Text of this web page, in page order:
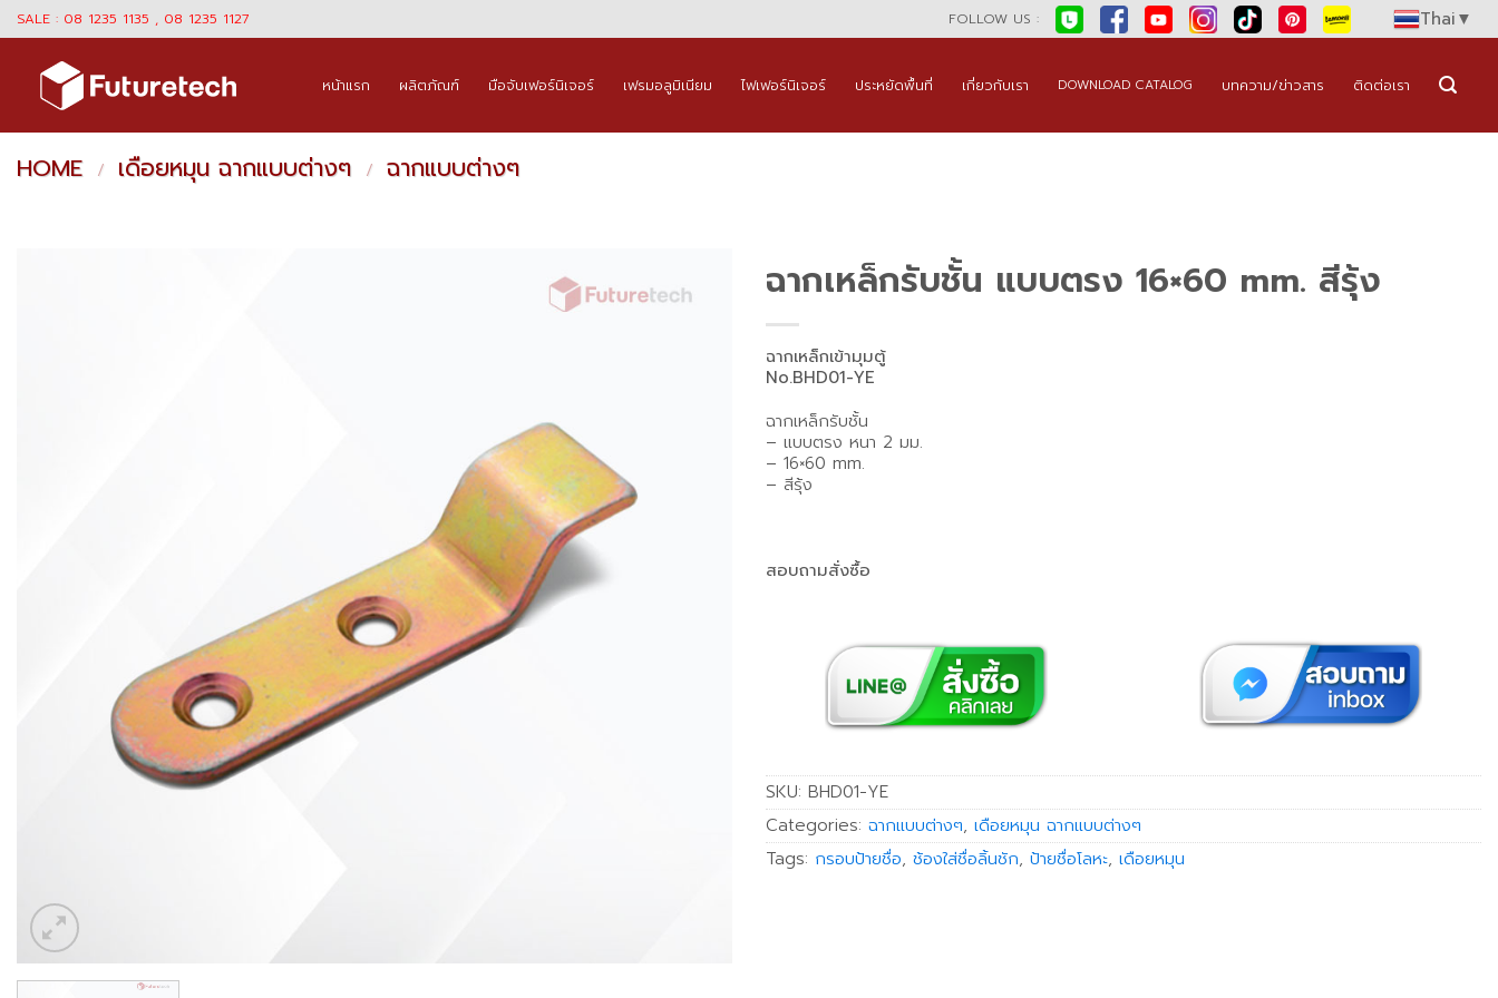
Skip
to
content
SALE : 08 1235 1135 , 08 1235 1127 FOLLOW US : Thai▼
หน้าแรก ผลิตภัณฑ์ มือจับเฟอร์นิเจอร์ เฟรมอลูมิเนียม ไฟเฟอร์นิเจอร์ ประหยัดพื้นที่ เกี่ยวกับเรา DOWNLOAD CATALOG บทความ/ข่าวสาร ติดต่อเรา
HOME / เดือยหมุน ฉากแบบต่างๆ / ฉากแบบต่างๆ
ฉากเหล็กรับชั้น แบบตรง 16×60 mm. สีรุ้ง
ฉากเหล็กเข้ามุมตู้
No.BHD01-YE
ฉากเหล็กรับชั้น
– แบบตรง หนา 2 มม.
– 16×60 mm.
– สีรุ้ง
สอบถามสั่งซื้อ
SKU: BHD01-YE
Categories: ฉากแบบต่างๆ, เดือยหมุน ฉากแบบต่างๆ
Tags: กรอบป้ายชื่อ, ช้องใส่ชื่อลิ้นชัก, ป้ายชื่อโลหะ, เดือยหมุน